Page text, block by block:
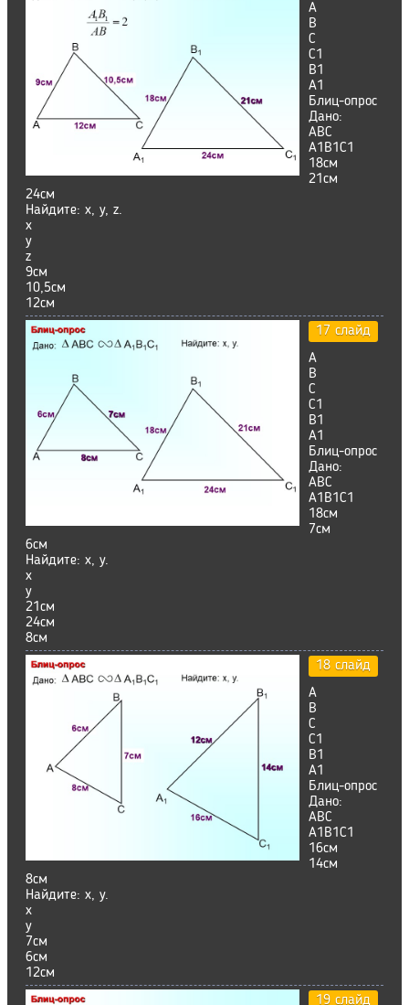
А
В
С
С1
В1
А1
Блиц-опрос
Дано:
ABC
А1В1С1
18см
21см
24см
Найдите: х, у, z.
х
у
z
9см
10,5см
12см
17 слайд
А
В
С
С1
В1
А1
Блиц-опрос
Дано:
ABC
А1В1С1
18см
7см
6см
Найдите: х, у.
х
у
21см
24см
8см
18 слайд
А
В
С
С1
В1
А1
Блиц-опрос
Дано:
ABC
А1В1С1
16см
14см
8см
Найдите: х, у.
х
у
7см
6см
12см
19 слайд